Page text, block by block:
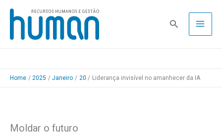
Skip
content
Pesquisa
Home 2025 Janeiro 20 Liderança invisível no amanhecer da IA
Moldar o futuro